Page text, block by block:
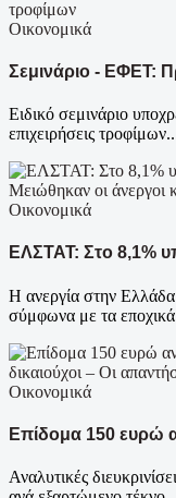
Οικονομικά
Σεμινάριο - ΕΦΕΤ:
Ειδικό σεμινάριο
επιχειρήσεις
Οικονομικά
ΕΛΣΤΑΤ: Στο 8,1%
Η ανεργία στην
σύμφωνα με τα
Οικονομικά
Επίδομα 150 ευρώ
Αναλυτικές